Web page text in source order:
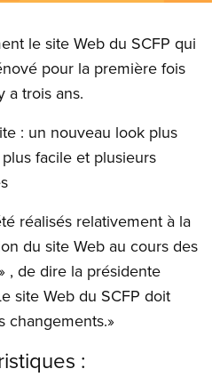
le site Web du SCFP qui
pour la première fois
a trois ans.
: un nouveau look plus
facile et plusieurs
réalisés relativement à la
du site Web au cours des
, de dire la présidente
site Web du SCFP doit
changements.»
: